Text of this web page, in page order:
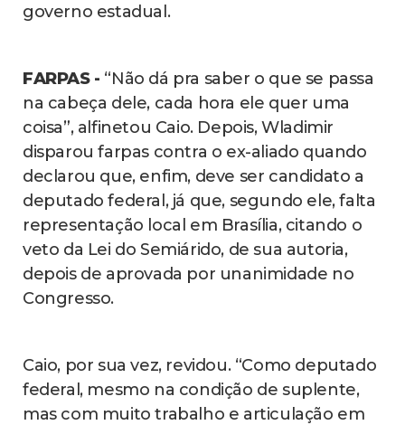
governo estadual.
FARPAS - “Não dá pra saber o que se passa
na cabeça dele, cada hora ele quer uma
coisa”, alfinetou Caio. Depois, Wladimir
disparou farpas contra o ex-aliado quando
declarou que, enfim, deve ser candidato a
deputado federal, já que, segundo ele, falta
representação local em Brasília, citando o
veto da Lei do Semiárido, de sua autoria,
depois de aprovada por unanimidade no
Congresso.
Caio, por sua vez, revidou. “Como deputado
federal, mesmo na condição de suplente,
mas com muito trabalho e articulação em